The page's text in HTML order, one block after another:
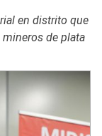
en distrito que
de plata